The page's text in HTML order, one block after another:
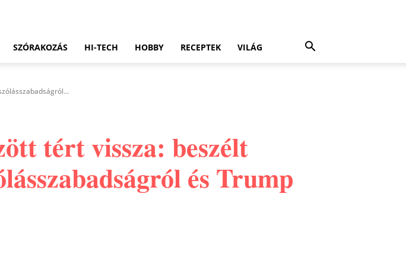
SZÓRAKOZÁS HI-TECH HOBBY RECEPTEK VILÁG
tért vissza: beszélt
és Trump